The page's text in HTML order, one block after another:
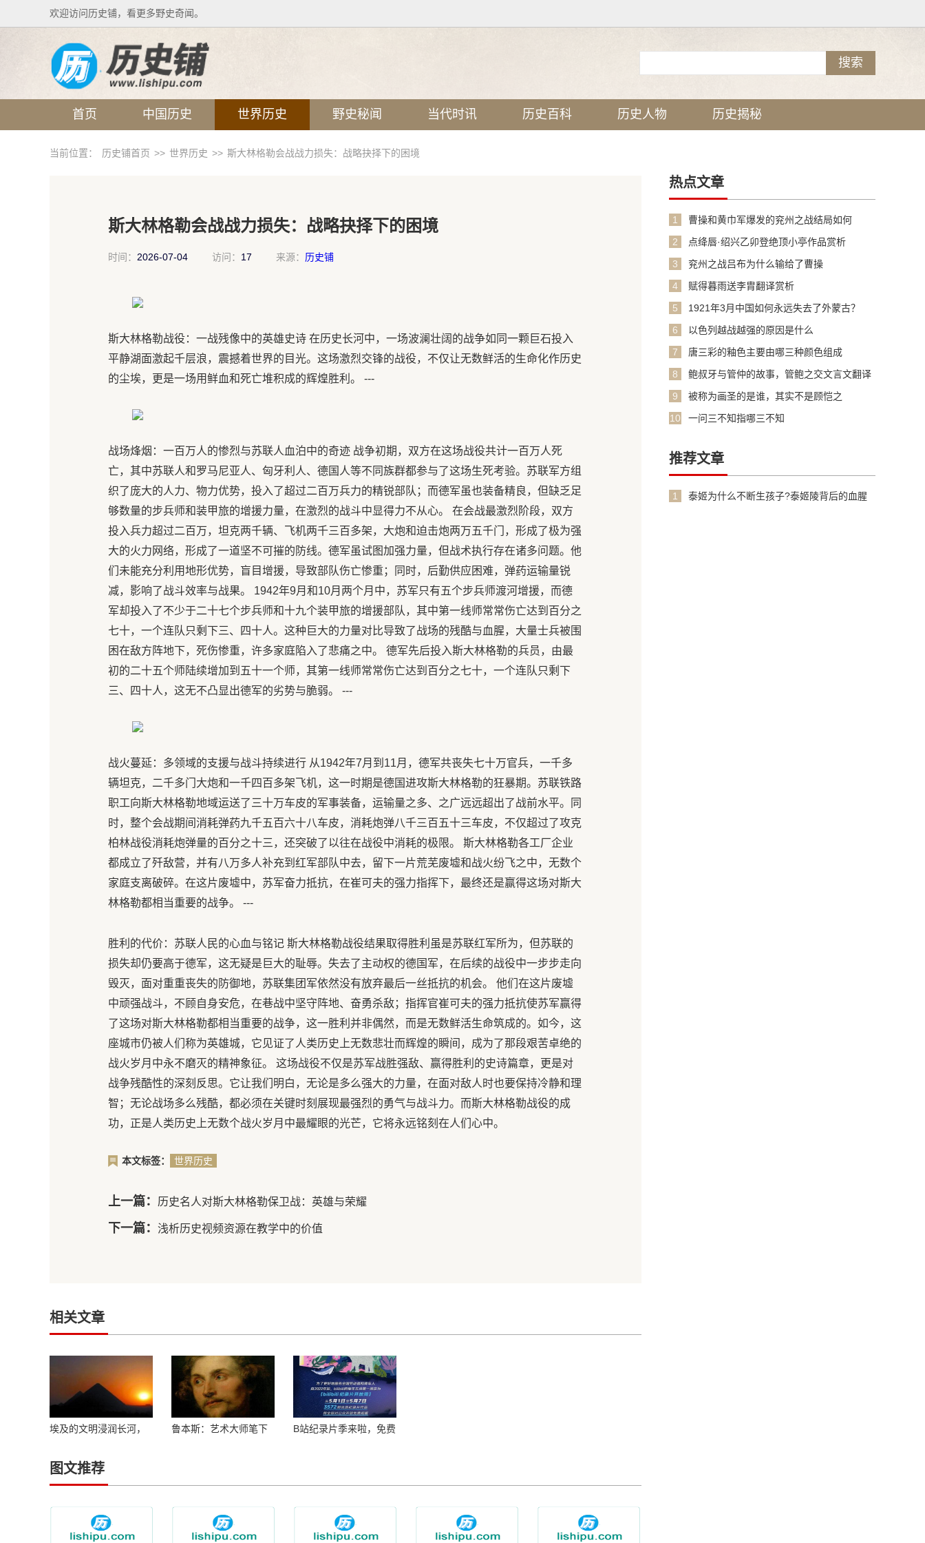
欢迎访问历史铺，看更多野史奇闻。
首页 中国历史 世界历史 野史秘闻 当代时讯 历史百科 历史人物 历史揭秘
当前位置： 历史铺首页 >> 世界历史 >> 斯大林格勒会战战力损失：战略抉择下的困境
斯大林格勒会战战力损失：战略抉择下的困境
时间： 2026-07-04 访问： 17 来源： 历史铺
斯大林格勒战役：一战残像中的英雄史诗 在历史长河中，一场波澜壮阔的战争如同一颗巨石投入
平静湖面激起千层浪，震撼着世界的目光。这场激烈交锋的战役，不仅让无数鲜活的生命化作历史
的尘埃，更是一场用鲜血和死亡堆积成的辉煌胜利。 ---
战场烽烟：一百万人的惨烈与苏联人血泊中的奇迹 战争初期，双方在这场战役共计一百万人死
亡，其中苏联人和罗马尼亚人、匈牙利人、德国人等不同族群都参与了这场生死考验。苏联军方组
织了庞大的人力、物力优势，投入了超过二百万兵力的精锐部队；而德军虽也装备精良，但缺乏足
够数量的步兵师和装甲旅的增援力量，在激烈的战斗中显得力不从心。 在会战最激烈阶段，双方
投入兵力超过二百万，坦克两千辆、飞机两千三百多架，大炮和迫击炮两万五千门，形成了极为强
大的火力网络，形成了一道坚不可摧的防线。德军虽试图加强力量，但战术执行存在诸多问题。他
们未能充分利用地形优势，盲目增援，导致部队伤亡惨重；同时，后勤供应困难，弹药运输量锐
减，影响了战斗效率与战果。 1942年9月和10月两个月中，苏军只有五个步兵师渡河增援，而德
军却投入了不少于二十七个步兵师和十九个装甲旅的增援部队，其中第一线师常常伤亡达到百分之
七十，一个连队只剩下三、四十人。这种巨大的力量对比导致了战场的残酷与血腥，大量士兵被围
困在敌方阵地下，死伤惨重，许多家庭陷入了悲痛之中。 德军先后投入斯大林格勒的兵员，由最
初的二十五个师陆续增加到五十一个师，其第一线师常常伤亡达到百分之七十，一个连队只剩下
三、四十人，这无不凸显出德军的劣势与脆弱。 ---
战火蔓延：多领域的支援与战斗持续进行 从1942年7月到11月，德军共丧失七十万官兵，一千多
辆坦克，二千多门大炮和一千四百多架飞机，这一时期是德国进攻斯大林格勒的狂暴期。苏联铁路
职工向斯大林格勒地域运送了三十万车皮的军事装备，运输量之多、之广远远超出了战前水平。同
时，整个会战期间消耗弹药九千五百六十八车皮，消耗炮弹八千三百五十三车皮，不仅超过了攻克
柏林战役消耗炮弹量的百分之十三，还突破了以往在战役中消耗的极限。 斯大林格勒各工厂企业
都成立了歼敌营，并有八万多人补充到红军部队中去，留下一片荒芜废墟和战火纷飞之中，无数个
家庭支离破碎。在这片废墟中，苏军奋力抵抗，在崔可夫的强力指挥下，最终还是赢得这场对斯大
林格勒都相当重要的战争。 ---
胜利的代价：苏联人民的心血与铭记 斯大林格勒战役结果取得胜利虽是苏联红军所为，但苏联的
损失却仍要高于德军，这无疑是巨大的耻辱。失去了主动权的德国军，在后续的战役中一步步走向
毁灭，面对重重丧失的防御地，苏联集团军依然没有放弃最后一丝抵抗的机会。 他们在这片废墟
中顽强战斗，不顾自身安危，在巷战中坚守阵地、奋勇杀敌；指挥官崔可夫的强力抵抗使苏军赢得
了这场对斯大林格勒都相当重要的战争，这一胜利并非偶然，而是无数鲜活生命筑成的。如今，这
座城市仍被人们称为英雄城，它见证了人类历史上无数悲壮而辉煌的瞬间，成为了那段艰苦卓绝的
战火岁月中永不磨灭的精神象征。 这场战役不仅是苏军战胜强敌、赢得胜利的史诗篇章，更是对
战争残酷性的深刻反思。它让我们明白，无论是多么强大的力量，在面对敌人时也要保持冷静和理
智；无论战场多么残酷，都必须在关键时刻展现最强烈的勇气与战斗力。而斯大林格勒战役的成
功，正是人类历史上无数个战火岁月中最耀眼的光芒，它将永远铭刻在人们心中。
本文标签： 世界历史
上一篇： 历史名人对斯大林格勒保卫战：英雄与荣耀
下一篇： 浅析历史视频资源在教学中的价值
相关文章
埃及的文明浸润长河，
鲁本斯：艺术大师笔下
B站纪录片季来啦，免费
图文推荐
热点文章
1
曹操和黄巾军爆发的兖州之战结局如何
2
点绛唇·绍兴乙卯登绝顶小亭作品赏析
3
兖州之战吕布为什么输给了曹操
4
赋得暮雨送李胄翻译赏析
5
1921年3月中国如何永远失去了外蒙古？
6
以色列越战越强的原因是什么
7
唐三彩的釉色主要由哪三种颜色组成
8
鲍叔牙与管仲的故事，管鲍之交文言文翻译
9
被称为画圣的是谁，其实不是顾恺之
10
一问三不知指哪三不知
推荐文章
1
泰姬为什么不断生孩子?泰姬陵背后的血腥